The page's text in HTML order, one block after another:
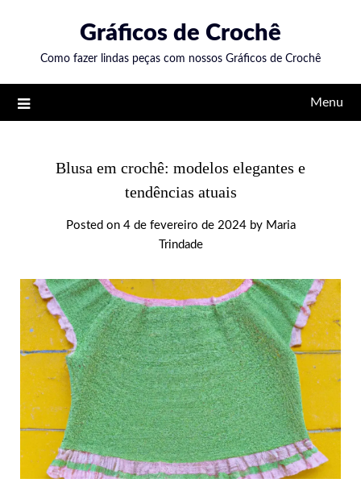
content
Gráficos de Crochê
Como fazer lindas peças com nossos Gráficos de Crochê
Menu
Blusa em crochê: modelos elegantes e
tendências atuais
Posted on 4 de fevereiro de 2024by Maria
Trindade